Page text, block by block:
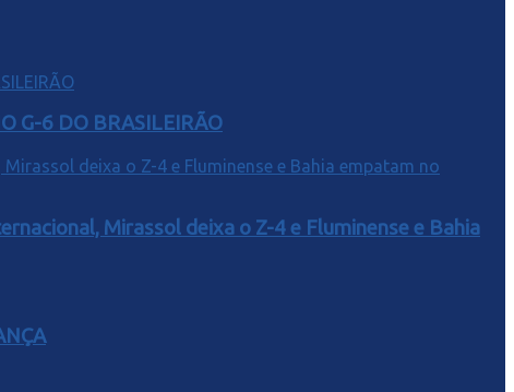
G-6 DO BRASILEIRÃO
Mirassol deixa o Z-4 e Fluminense e Bahia